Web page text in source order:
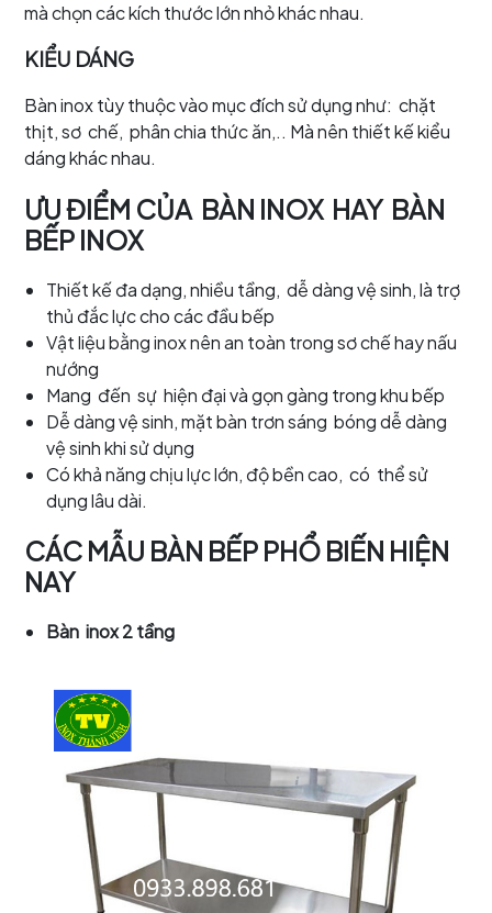
mà chọn các kích thước lớn nhỏ khác nhau.
KIỂU DÁNG
Bàn inox tùy thuộc vào mục đích sử dụng như: chặt
thịt, sơ chế, phân chia thức ăn,.. Mà nên thiết kế kiểu
dáng khác nhau.
ƯU ĐIỂM CỦA BÀN INOX HAY BÀN
BẾP INOX
Thiết kế đa dạng, nhiều tầng, dễ dàng vệ sinh, là trợ
thủ đắc lực cho các đầu bếp
Vật liệu bằng inox nên an toàn trong sơ chế hay nấu
nướng
Mang đến sự hiện đại và gọn gàng trong khu bếp
Dễ dàng vệ sinh, mặt bàn trơn sáng bóng dễ dàng
vệ sinh khi sử dụng
Có khả năng chịu lực lớn, độ bền cao, có thể sử
dụng lâu dài.
CÁC MẪU BÀN BẾP PHỔ BIẾN HIỆN
NAY
Bàn inox 2 tầng